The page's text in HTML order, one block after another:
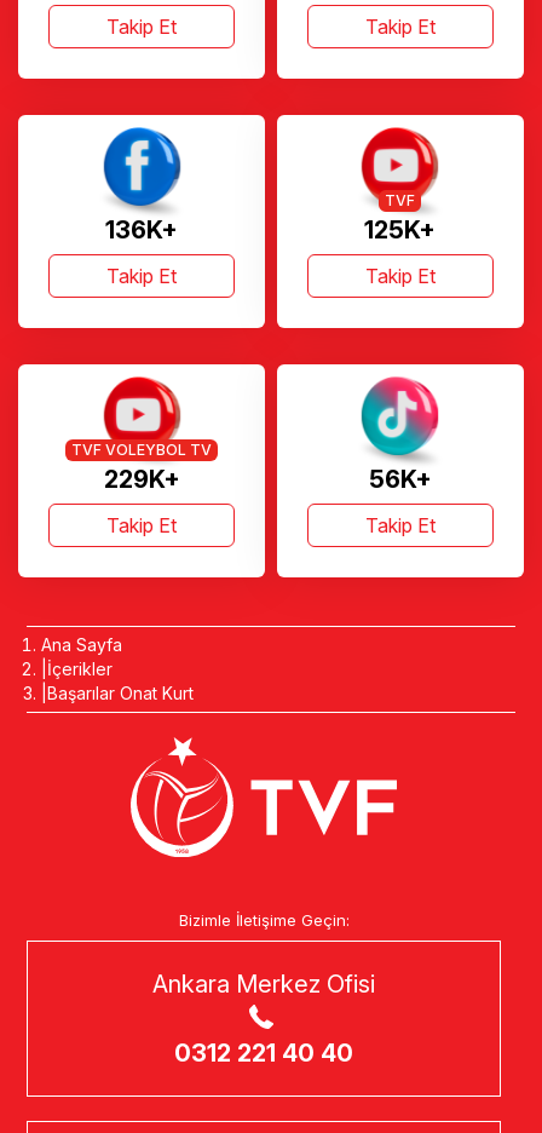
Takip Et Takip Et
136K+
Takip Et
125K+
TVF
Takip Et
229K+
TVF VOLEYBOL TV
Takip Et
56K+
Takip Et
Ana Sayfa
İçerikler
Başarılar Onat Kurt
Bizimle İletişime Geçin:
Ankara Merkez Ofisi
0312 221 40 40